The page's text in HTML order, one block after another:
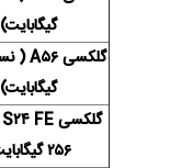
گیگابایت)
گیگابایت)
۲۵۶ گیگابایت)